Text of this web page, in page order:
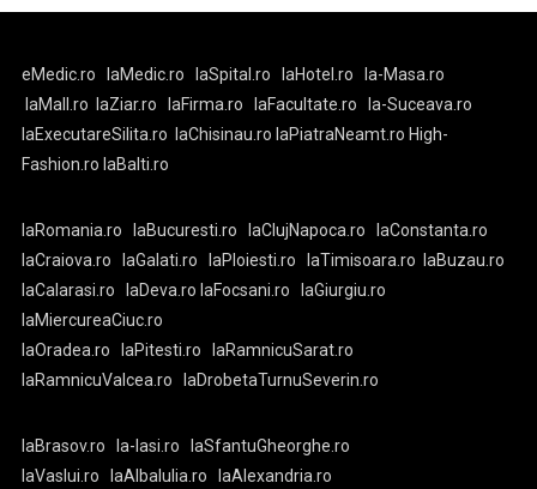
eMedic.ro laMedic.ro laSpital.ro laHotel.ro
la-Masa.ro
laMall.ro
laZiar.ro laFirma.ro laFacultate.ro
la-Suceava.ro
laExecutareSilita.ro
laChisinau.ro laPiatraNeamt.ro High-
Fashion.ro laBalti.ro
laRomania.ro laBucuresti.ro laClujNapoca.ro
laConstanta.ro
laCraiova.ro
laGalati.ro laPloiesti.ro laTimisoara.ro
laBuzau.ro
laCalarasi.ro
laDeva.ro laFocsani.ro
laGiurgiu.ro
laMiercureaCiuc.ro
laOradea.ro
laPitesti.ro
laRamnicuSarat.ro
laRamnicuValcea.ro
laDrobetaTurnuSeverin.ro
laBrasov.ro la-Iasi.ro
laSfantuGheorghe.ro
laVaslui.ro
laAlbaIulia.ro laAlexandria.ro